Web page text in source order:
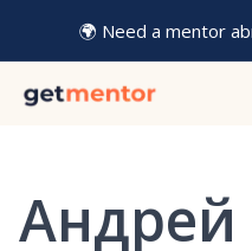
🌍 Need a mentor
Андрей